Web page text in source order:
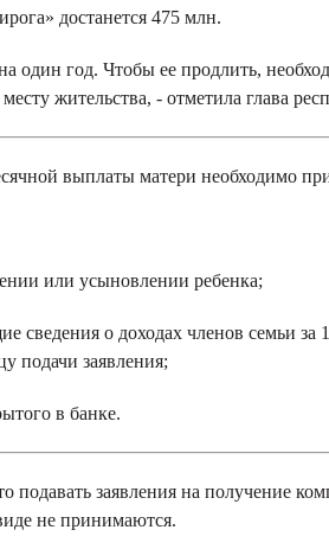
достанется 475 млн.
один год. Чтобы ее продлить,
жительства, - отметила глава
выплаты матери необходимо
или усыновлении ребенка;
сведения о доходах членов семьи за
подачи заявления;
в банке.
подавать заявления на получение
не принимаются.